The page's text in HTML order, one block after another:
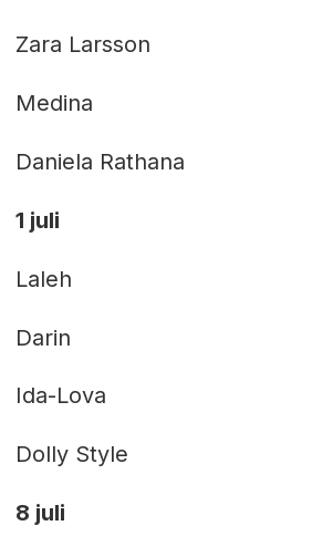
Zara Larsson
Medina
Daniela Rathana
1 juli
Laleh
Darin
Ida-Lova
Dolly Style
8 juli